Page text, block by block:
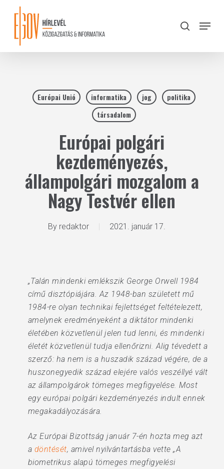
content
search
Menu
Európai Unió informatika jog
politika
társadalom
Európai polgári
kezdeményezés,
állampolgári mozgalom a
Nagy Testvér ellen
By redaktor 2021. január 17.
„Talán mindenki emlékszik George Orwell 1984
című disztópiájára. Az 1948-ban született mű
1984-re olyan technikai fejlettséget feltételezett,
amelynek eredményeként a diktátor mindenki
életében közvetlenül jelen tud lenni, és mindenki
életét közvetlenül tudja ellenőrizni. Alig tévedett a
szerző: ha nem is a huszadik század végére, de a
huszonegyedik század elejére valós veszéllyé vált
az állampolgárok tömeges megfigyelése. Most
egy európai polgári kezdeményezés indult ennek
megakadályozására.
Az Európai Bizottság január 7-én hozta meg azt
a döntését, amivel nyilvántartásba vette „A
biometrikus alapú tömeges megfigyelési
Close